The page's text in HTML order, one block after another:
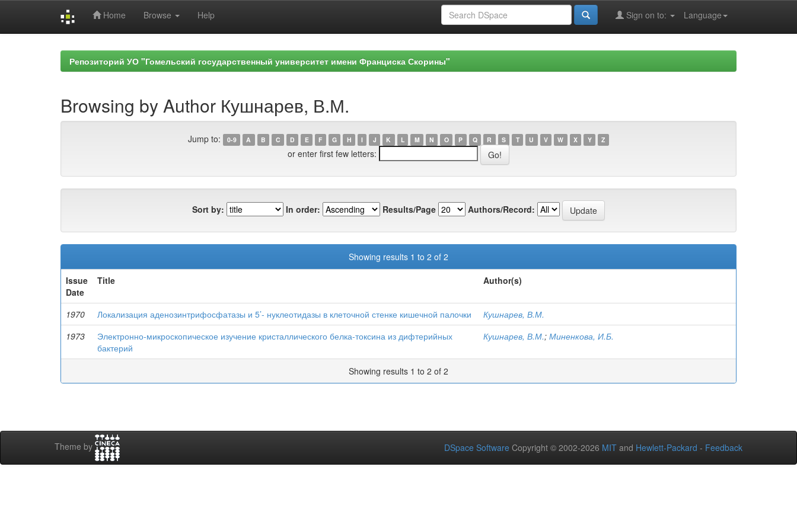
Home Browse Help Language
Sign on to:
Репозиторий УО "Гомельский государственный университет имени Франциска Скорины"
Browsing by Author Кушнарев, В.М.
Jump to: 0-9 A B C D E F G H I J K L M N O P Q R S T U V W X Y Z
or enter first few letters:
Sort by: In order: Results/Page Authors/Record:
Showing results 1 to 2 of 2
Issue
Date
Title Author(s)
1970 Локализация аденозинтрифосфатазы и 5’- нуклеотидазы в клеточной стенке кишечной палочки
Кушнарев, В.М.
1973
Электронно-микроскопическое изучение кристаллического белка-токсина из дифтерийных
бактерий
Кушнарев, В.М.; Миненкова, И.Б.
Showing results 1 to 2 of 2
Theme by DSpace Software Copyright © 2002-2026 MIT and Hewlett-Packard - Feedback